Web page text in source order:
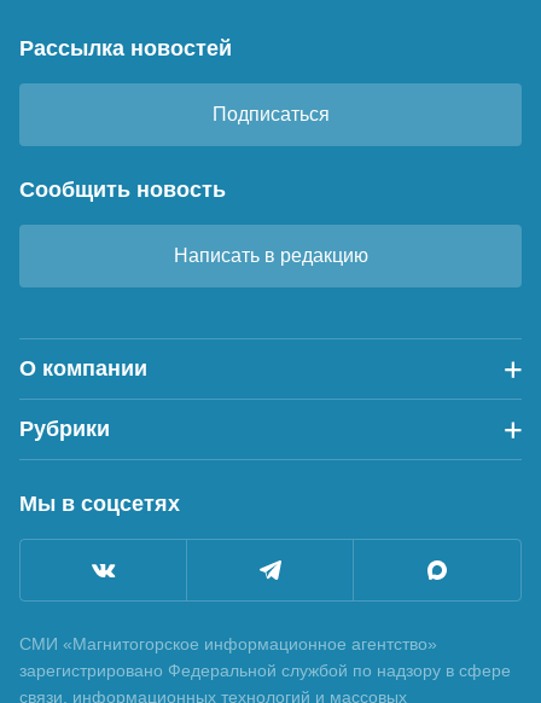
Рассылка новостей
Подписаться
Сообщить новость
Написать в редакцию
О компании
Рубрики
Мы в соцсетях
СМИ «Магнитогорское информационное агентство»
зарегистрировано Федеральной службой по надзору в сфере
связи, информационных технологий и массовых